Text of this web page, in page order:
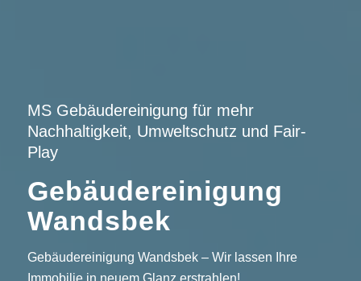
MS Gebäudereinigung für mehr
Nachhaltigkeit, Umweltschutz und Fair-
Play
Gebäudereinigung
Wandsbek
Gebäudereinigung Wandsbek – Wir lassen Ihre
Immobilie in neuem Glanz erstrahlen!